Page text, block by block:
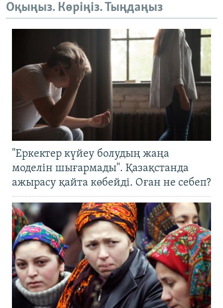
Оқыңыз. Көріңіз. Тыңдаңыз
"Еркектер күйеу болудың жаңа
моделін шығармады". Қазақстанда
ажырасу қайта көбейді. Оған не себеп?